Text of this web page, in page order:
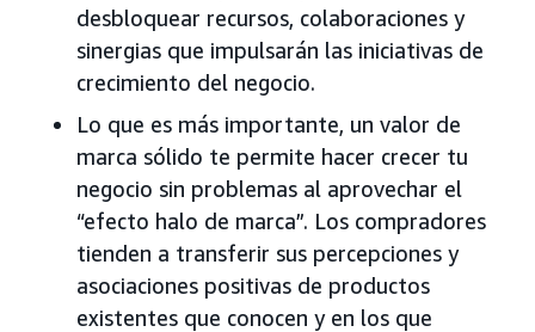
desbloquear recursos, colaboraciones y
sinergias que impulsarán las iniciativas de
crecimiento del negocio.
Lo que es más importante, un valor de
marca sólido te permite hacer crecer tu
negocio sin problemas al aprovechar el
“efecto halo de marca”. Los compradores
tienden a transferir sus percepciones y
asociaciones positivas de productos
existentes que conocen y en los que